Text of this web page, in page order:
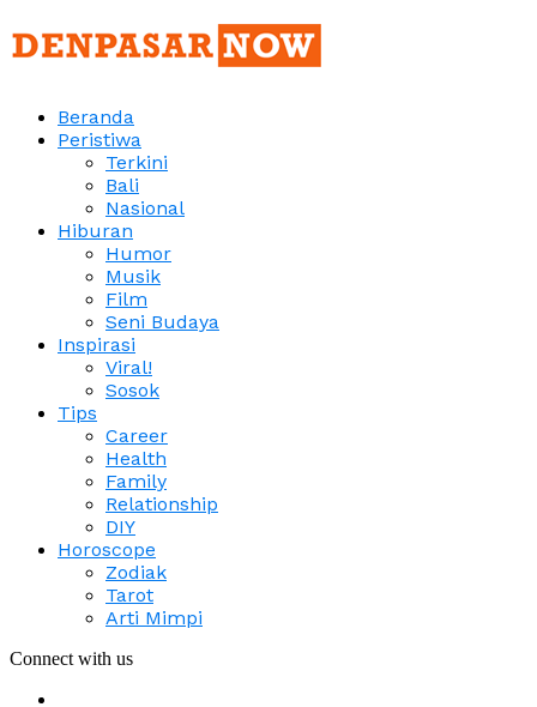
Beranda
Peristiwa
Terkini
Bali
Nasional
Hiburan
Humor
Musik
Film
Seni Budaya
Inspirasi
Viral!
Sosok
Tips
Career
Health
Family
Relationship
DIY
Horoscope
Zodiak
Tarot
Arti Mimpi
Connect with us